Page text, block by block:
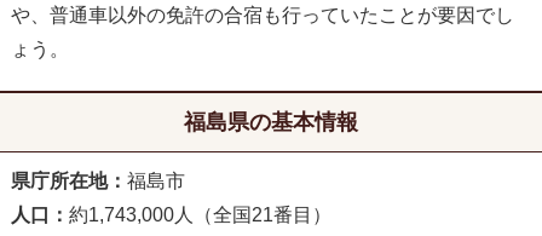
や、普通車以外の免許の合宿も行っていたことが要因でし
ょう。
福島県の基本情報
県庁所在地： 福島市
人口： 約1,743,000人（全国21番目）